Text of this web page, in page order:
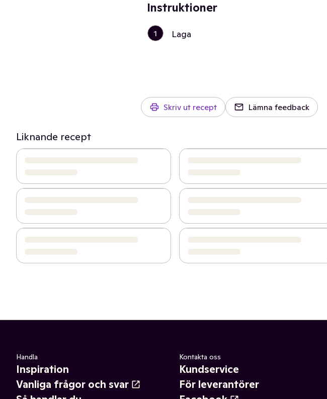
Instruktioner
1 Laga
Skriv ut recept Lämna feedback
Liknande recept
Handla
Inspiration
Vanliga frågor och svar
Kontakta oss
Kundservice
För leverantörer